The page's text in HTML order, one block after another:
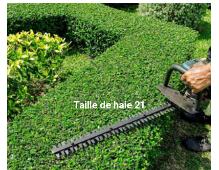
Taille de haie 21